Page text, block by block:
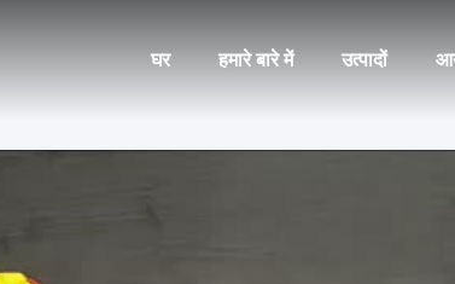
घर हमारे बारे में उत्पादों